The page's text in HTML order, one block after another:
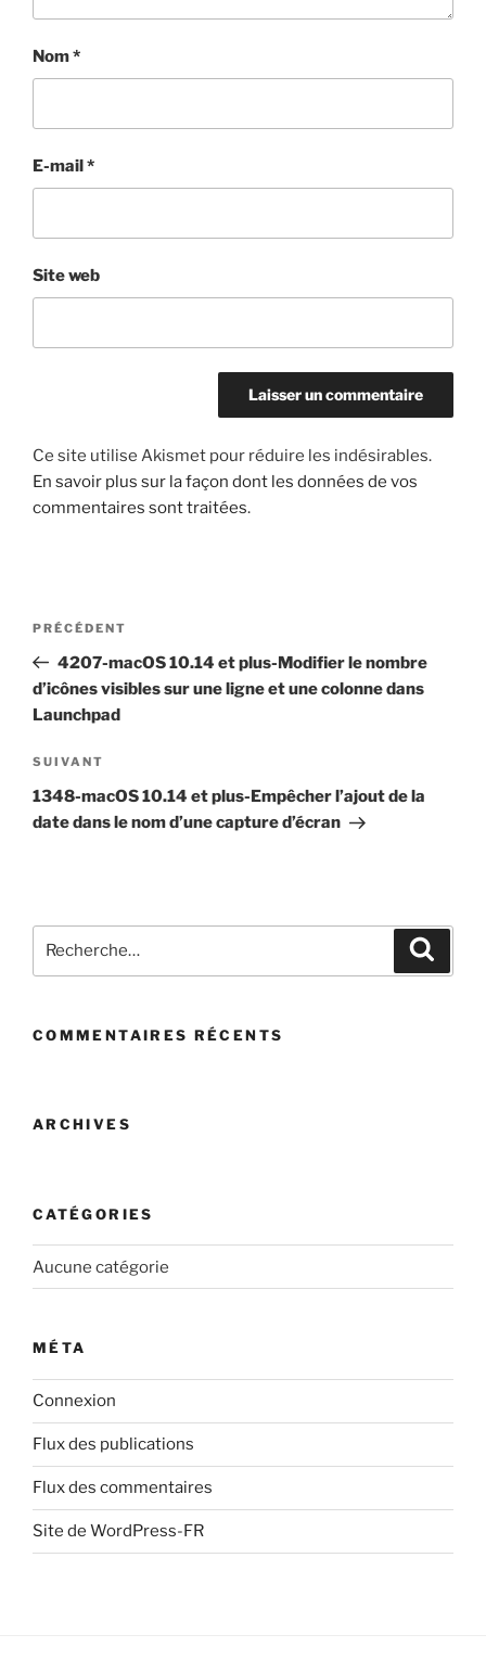
Nom*
E-mail*
Site web
Ce site utilise Akismet pour réduire les indésirables.
En savoir plus sur la façon dont les données de vos
commentaires sont traitées.
Navigation
l’article
Article
précédent
PRÉCÉDENT
4207-macOS 10.14 et plus-Modifier le nombre
d’icônes visibles sur une ligne et une colonne dans
Launchpad
Article
suivant
SUIVANT
1348-macOS 10.14 et plus-Empêcher l’ajout de la
date dans le nom d’une capture d’écran
pour
COMMENTAIRES RÉCENTS
ARCHIVES
CATÉGORIES
Aucune catégorie
MÉTA
Connexion
Flux des publications
Flux des commentaires
Site de WordPress-FR